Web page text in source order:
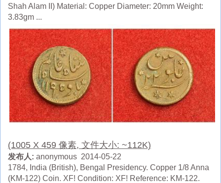
Shah Alam II) Material: Copper Diameter: 20mm Weight:
3.83gm ...
(1005 X 459 像素, 文件大小: ~112K)
发布人: anonymous 2014-05-22
1784, India (British), Bengal Presidency. Copper 1/8 Anna
(KM-122) Coin. XF! Condition: XF! Reference: KM-122.